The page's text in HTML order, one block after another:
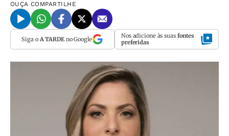
OUÇA COMPARTILHE
Siga o A TARDEno Google Nos adicione às suas fontes
preferidas